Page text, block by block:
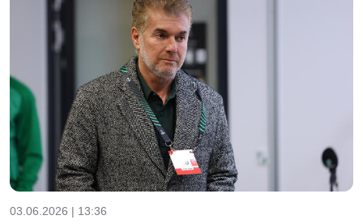
03.06.2026 | 13:36